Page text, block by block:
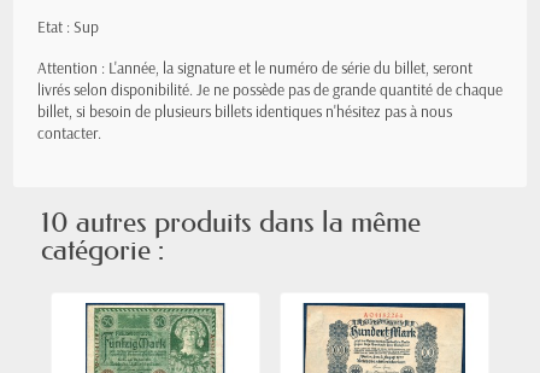
Etat : Sup
Attention : L'année, la signature et le numéro de série du billet, seront
livrés selon disponibilité. Je ne possède pas de grande quantité de chaque
billet, si besoin de plusieurs billets identiques n'hésitez pas à nous
contacter.
10 autres produits dans la même
catégorie :